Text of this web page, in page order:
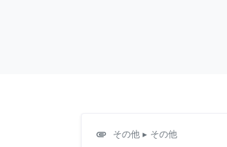
attachment その他 ▸ その他